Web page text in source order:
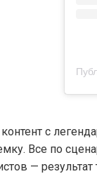
с
Все по
— результат